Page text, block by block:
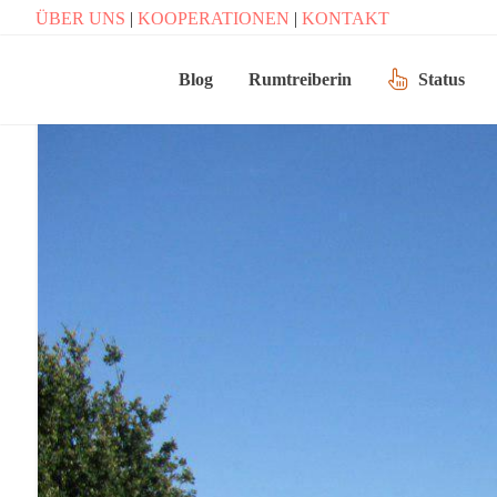
ÜBER UNS | KOOPERATIONEN | KONTAKT
Blog Rumtreiberin Status